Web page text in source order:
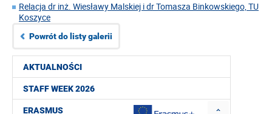
AKTUALNOŚCI
STAFF WEEK 2026
ERASMUS
Relacja dr inż. Wiesławy Malskiej i dr Tomasza Binkowskiego, TU
Koszyce
Powrót do listy galerii